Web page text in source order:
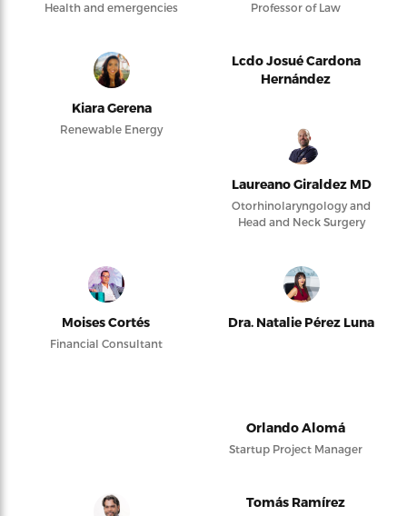
Health and emergencies Professor of Law
Kiara Gerena
Renewable Energy
Lcdo Josué Cardona
Hernández
Laureano Giraldez MD
Otorhinolaryngology and
Head and Neck Surgery
Moises Cortés
Financial Consultant
Dra. Natalie Pérez Luna
Orlando Alomá
Startup Project Manager
Tomás Ramírez